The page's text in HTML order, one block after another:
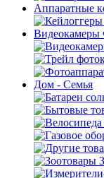
Аппаратные
Видеокамеры
Дом - Семья